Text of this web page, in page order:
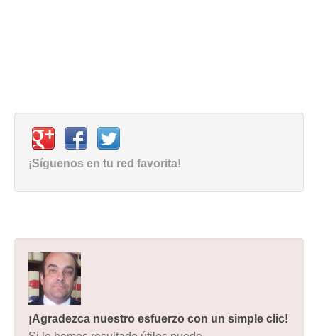
¡Síguenos en tu red favorita!
¡Agradezca nuestro esfuerzo con un simple clic!